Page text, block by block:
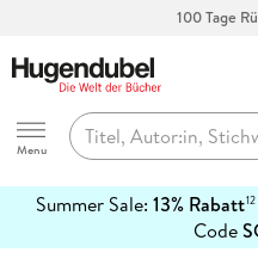
100 Tage
Hugendubel
Menu
Summer Sale: 13% Rabatt12
Code
erfahren